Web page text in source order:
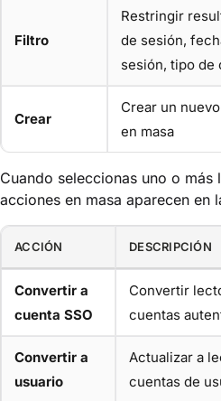
Filtro
Restringir
de sesión,
sesión, tipo de
Crear
Crear un
en masa
Cuando seleccionas uno o más
acciones en masa aparecen en
ACCIÓN DESCRIPCIÓN
Convertir a
cuenta SSO
Convertir
cuentas
Convertir a
usuario
Actualizar a
cuentas de